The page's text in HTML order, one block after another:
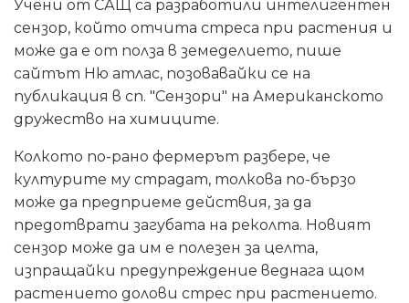
Учени от САЩ са разработили интелигентен
сензор, който отчита стреса при растения и
може да е от полза в земеделието, пише
сайтът Ню атлас, позовавайки се на
публикация в сп. "Сензори" на Американското
дружество на химиците.
Колкото по-рано фермерът разбере, че
културите му страдат, толкова по-бързо
може да предприеме действия, за да
предотврати загубата на реколта. Новият
сензор може да им е полезен за целта,
изпращайки предупреждение веднага щом
растението долови стрес при растението.